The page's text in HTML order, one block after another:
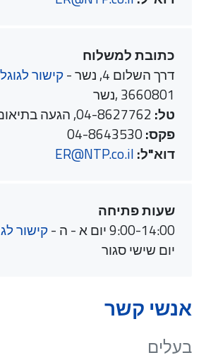
כתובת למשלוח
דרך השלום 4, נשר -
קישור לגוגל
3660801 ,נשר
טל:
פקס:
דוא"ל: ER@NTP.co.il
שעות פתיחה
9:00-14:00 יום א - ה -
קישור
יום שישי סגור
אנשי קשר
בעלים